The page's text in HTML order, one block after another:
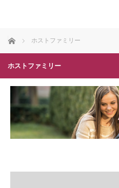
ホーム ホストファミリー
ホストファミリー